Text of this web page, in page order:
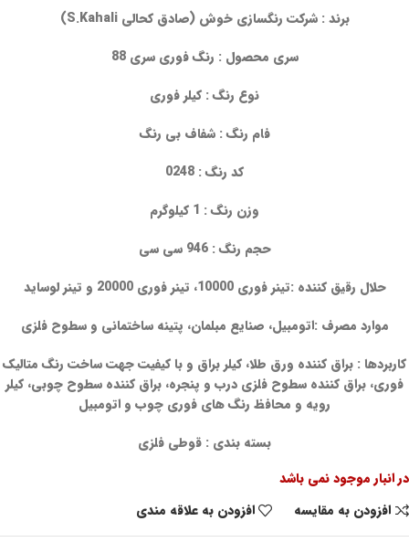
برند : شرکت رنگسازی خوش (صادق کحالی S.Kahali)
سری محصول : رنگ فوری سری 88
نوع رنگ : کیلر فوری
فام رنگ : شفاف بی رنگ
کد رنگ : 0248
وزن رنگ : 1 کیلوگرم
حجم رنگ : 946 سی سی
حلال رقیق کننده :تینر فوری 10000، تینر فوری 20000 و تینر لوساید
موارد مصرف :اتومبیل، صنایع مبلمان، پتینه ساختمانی و سطوح فلزی
کاربردها : براق کننده ورق طلا، کیلر براق و با کیفیت جهت ساخت رنگ متالیک
فوری، براق کننده سطوح فلزی درب و پنجره، براق کننده سطوح چوبی، کیلر
رویه و محافظ رنگ های فوری چوب و اتومبیل
بسته بندی : قوطی فلزی
در انبار موجود نمی باشد
افزودن به مقایسه
افزودن به علاقه مندی